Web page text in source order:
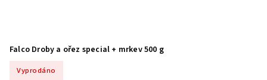
Falco Droby a ořez special + mrkev 500 g
Vyprodáno